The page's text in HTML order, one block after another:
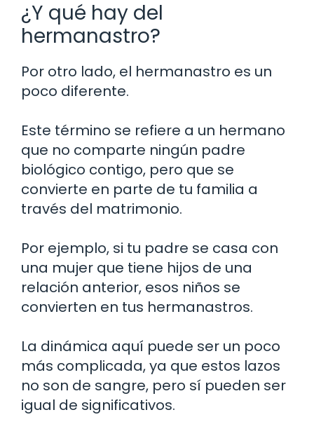
¿Y qué hay del
hermanastro?
Por otro lado, el hermanastro es un
poco diferente.
Este término se refiere a un hermano
que no comparte ningún padre
biológico contigo, pero que se
convierte en parte de tu familia a
través del matrimonio.
Por ejemplo, si tu padre se casa con
una mujer que tiene hijos de una
relación anterior, esos niños se
convierten en tus hermanastros.
La dinámica aquí puede ser un poco
más complicada, ya que estos lazos
no son de sangre, pero sí pueden ser
igual de significativos.